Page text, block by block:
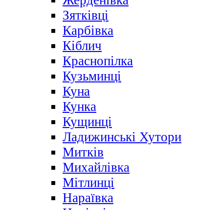
Зятківці
Карбівка
Кіблич
Краснопілка
Кузьминці
Куна
Кунка
Кущинці
Ладижинські Хутори
Митків
Михайлівка
Мітлинці
Нараївка